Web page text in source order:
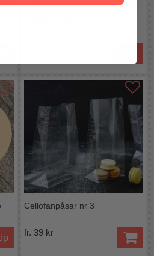
Cellofanpåsar nr 3
fr. 39 kr